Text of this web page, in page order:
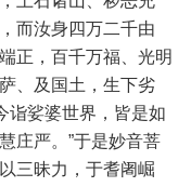
而汝身四万二千由
正，百千万福、光明
、及国土，生下劣
诣娑婆世界，皆是如
庄严。”于是妙音菩
三昧力，于耆阇崛